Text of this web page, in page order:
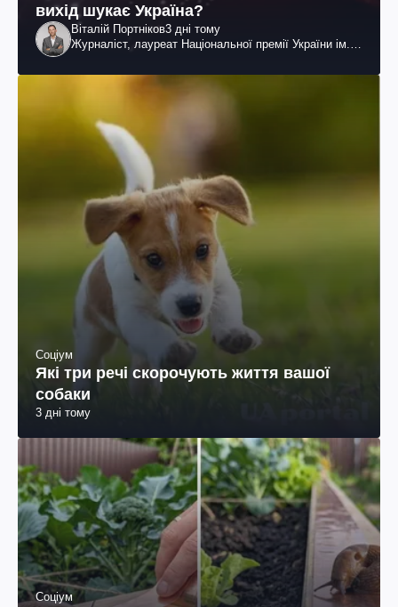
вихід шукає Україна?
Віталій Портніков3 дні тому
Журналіст, лауреат Національної премії України ім.
Соціум
Які три речі скорочують життя вашої
собаки
3 дні тому
Соціум